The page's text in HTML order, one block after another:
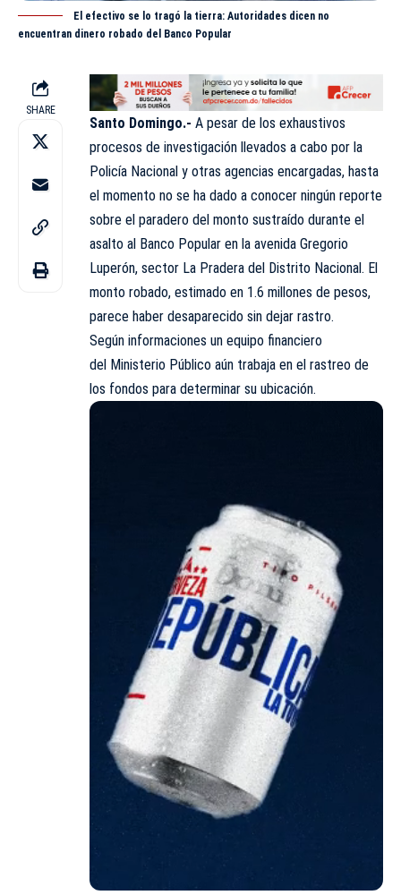
El efectivo se lo tragó la tierra: Autoridades dicen no
encuentran dinero robado del Banco Popular
SHARE
Santo Domingo.- A pesar de los exhaustivos
procesos de investigación llevados a cabo por la
Policía Nacional y otras agencias encargadas, hasta
el momento no se ha dado a conocer ningún reporte
sobre el paradero del monto sustraído durante el
asalto al Banco Popular en la avenida Gregorio
Luperón, sector La Pradera del Distrito Nacional. El
monto robado, estimado en 1.6 millones de pesos,
parece haber desaparecido sin dejar rastro.
Según informaciones un equipo financiero
del Ministerio Público aún trabaja en el rastreo de
los fondos para determinar su ubicación.